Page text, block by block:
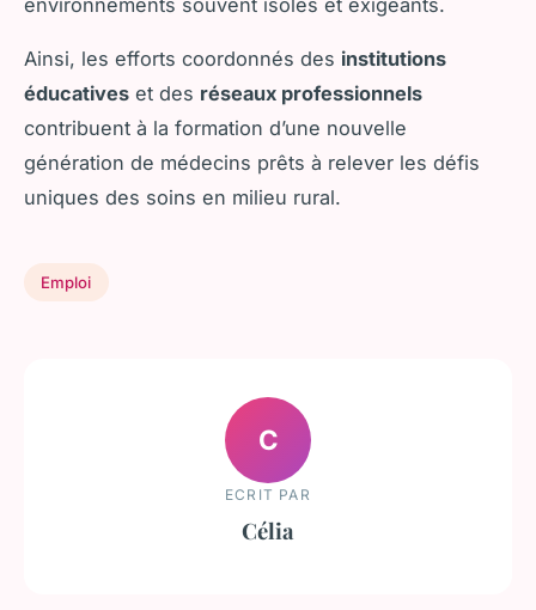
environnements souvent isolés et exigeants.
Ainsi, les efforts coordonnés des institutions
éducatives et des réseaux professionnels
contribuent à la formation d’une nouvelle
génération de médecins prêts à relever les défis
uniques des soins en milieu rural.
Emploi
C
ECRIT PAR
Célia